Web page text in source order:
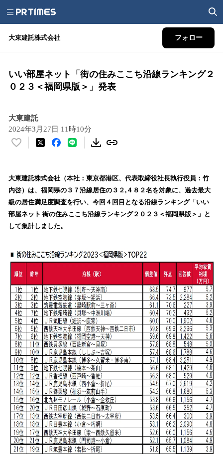
大東建託株式会社 フォロー
いい部屋ネット「街の住みここち沿線ランキング２
０２３＜福岡県版＞」発表
大東建託
2024年3月27日 11時10分
い
！
数
を
読
込
中
で
す
大東建託株式会社（本社：東京都港区、代表取締役社長執行役員：竹
内啓）は、福岡県の３７沿線居住の３２,４８２名を対象に、過去最大
級の居住満足度調査を行い、今回４回目となる沿線ランキング「いい
部屋ネット 街の住みここち沿線ランキング２０２３＜福岡県版＞」と
して集計しました。